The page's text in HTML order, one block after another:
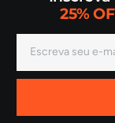
25%